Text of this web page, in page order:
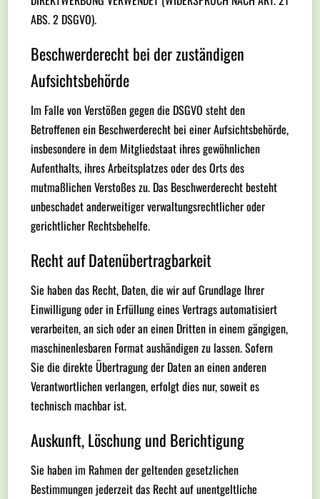
ABS. 2 DSGVO).
Beschwerde­recht bei der zuständigen
Aufsichts­behörde
Im Falle von Verstößen gegen die DSGVO steht den
Betroffenen ein Beschwerderecht bei einer Aufsichtsbehörde,
insbesondere in dem Mitgliedstaat ihres gewöhnlichen
Aufenthalts, ihres Arbeitsplatzes oder des Orts des
mutmaßlichen Verstoßes zu. Das Beschwerderecht besteht
unbeschadet anderweitiger verwaltungsrechtlicher oder
gerichtlicher Rechtsbehelfe.
Recht auf Daten­übertrag­barkeit
Sie haben das Recht, Daten, die wir auf Grundlage Ihrer
Einwilligung oder in Erfüllung eines Vertrags automatisiert
verarbeiten, an sich oder an einen Dritten in einem gängigen,
maschinenlesbaren Format aushändigen zu lassen. Sofern
Sie die direkte Übertragung der Daten an einen anderen
Verantwortlichen verlangen, erfolgt dies nur, soweit es
technisch machbar ist.
Auskunft, Löschung und Berichtigung
Sie haben im Rahmen der geltenden gesetzlichen
Bestimmungen jederzeit das Recht auf unentgeltliche